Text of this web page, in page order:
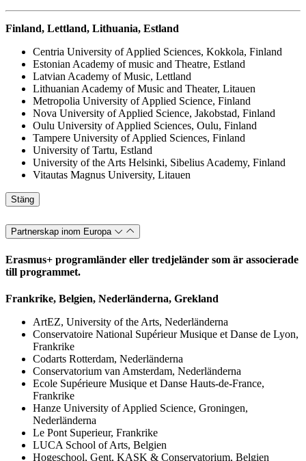
Finland, Lettland, Lithuania, Estland
Centria University of Applied Sciences, Kokkola, Finland
Estonian Academy of music and Theatre, Estland
Latvian Academy of Music, Lettland
Lithuanian Academy of Music and Theater, Litauen
Metropolia University of Applied Science, Finland
Nova University of Applied Science, Jakobstad, Finland
Oulu University of Applied Sciences, Oulu, Finland
Tampere University of Applied Sciences, Finland
University of Tartu, Estland
University of the Arts Helsinki, Sibelius Academy, Finland
Vitautas Magnus University, Litauen
Stäng
Partnerskap inom Europa
Erasmus+ programländer eller tredjeländer som är associerade
till programmet.
Frankrike, Belgien, Nederländerna, Grekland
ArtEZ, University of the Arts, Nederländerna
Conservatoire National Supérieur Musique et Danse de Lyon,
Frankrike
Codarts Rotterdam, Nederländerna
Conservatorium van Amsterdam, Nederländerna
Ecole Supérieure Musique et Danse Hauts-de-France,
Frankrike
Hanze University of Applied Science, Groningen,
Nederländerna
Le Pont Superieur, Frankrike
LUCA School of Arts, Belgien
Hogeschool, Gent, KASK & Conservatorium, Belgien